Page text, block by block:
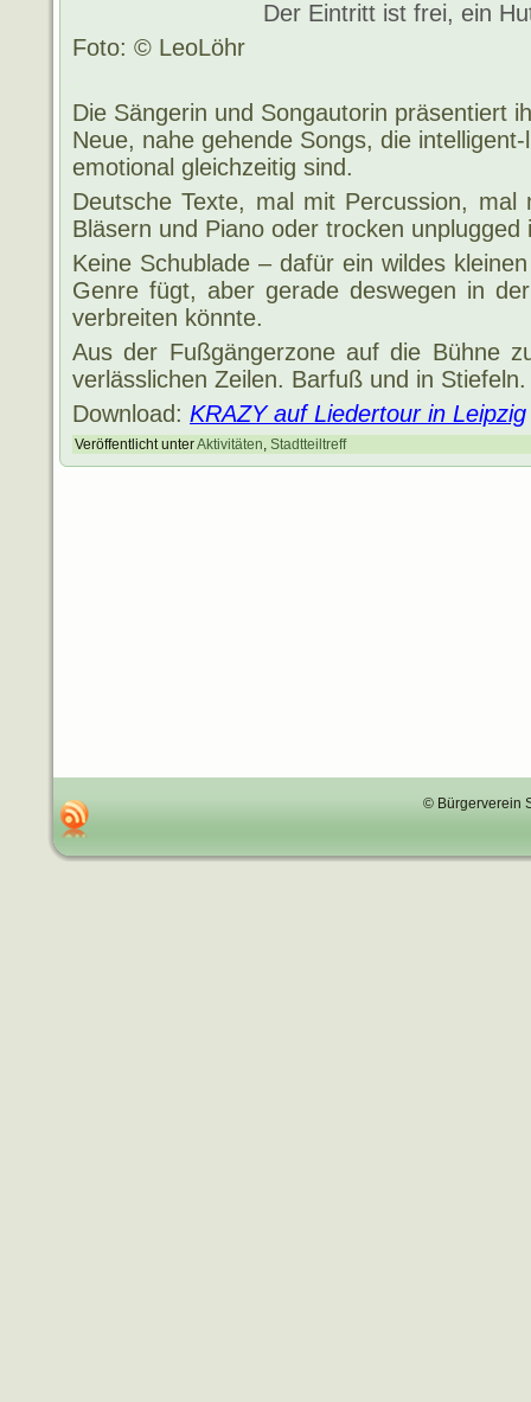
Der Eintritt ist frei, ein
Foto: © LeoLöhr
.
Die Sängerin und Songautorin präsentiert
Neue, nahe gehende Songs, die
emotional gleichzeitig sind.
Deutsche Texte, mal mit Percussion,
Bläsern und Piano oder trocken unplugged
Keine Schublade – dafür ein wildes
Genre fügt, aber gerade deswegen in
verbreiten könnte.
Aus der Fußgängerzone auf die Bühne
verlässlichen Zeilen. Barfuß und in Stiefeln.
Download: KRAZY auf Liedertour in Leipzig
Veröffentlicht unterAktivitäten, Stadtteiltreff
© Bürgerverein